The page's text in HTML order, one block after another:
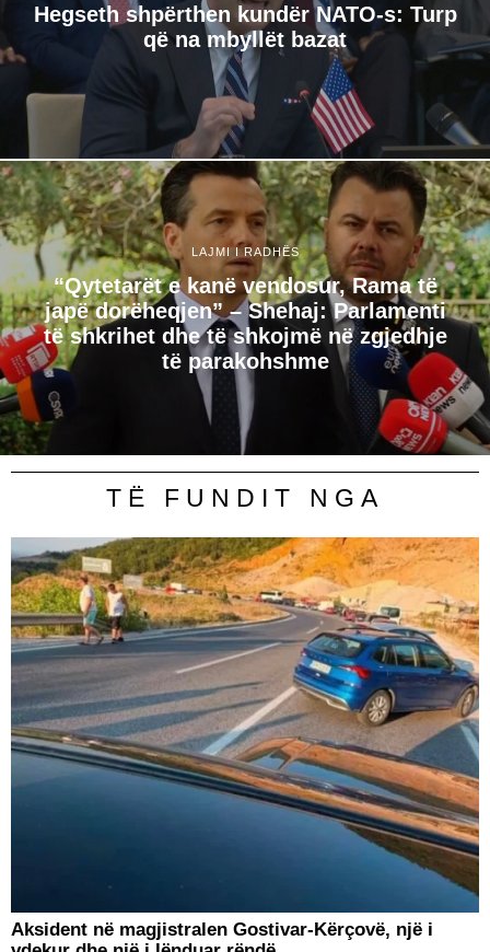
Hegseth shpërthen kundër NATO-s: Turp
që na mbyllët bazat
LAJMI I RADHËS
“Qytetarët e kanë vendosur, Rama të
japë dorëheqjen” – Shehaj: Parlamenti
të shkrihet dhe të shkojmë në zgjedhje
të parakohshme
TË FUNDIT NGA
Aksident në magjistralen Gostivar-Kërçovë, një i